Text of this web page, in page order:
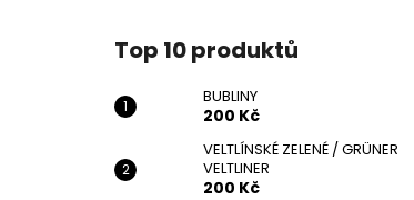
Top 10 produktů
BUBLINY
200 Kč
VELTLÍNSKÉ ZELENÉ / GRÜNER
VELTLINER
200 Kč